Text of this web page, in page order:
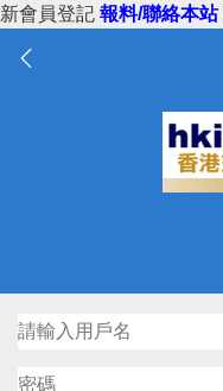
新會員登記 報料/聯絡本站